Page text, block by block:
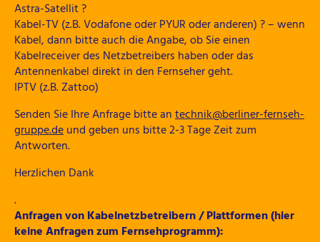
Astra-Satellit ?
Kabel-TV (z.B. Vodafone oder PYUR oder anderen) ? – wenn
Kabel, dann bitte auch die Angabe, ob Sie einen
Kabelreceiver des Netzbetreibers haben oder das
Antennenkabel direkt in den Fernseher geht.
IPTV (z.B. Zattoo)
Senden Sie Ihre Anfrage bitte antechnik@berliner-fernseh-
gruppe.deund geben uns bitte 2-3 Tage Zeit zum
Antworten.
Herzlichen Dank
.
Anfragen von Kabelnetzbetreibern / Plattformen (hier
keine Anfragen zum Fernsehprogramm):